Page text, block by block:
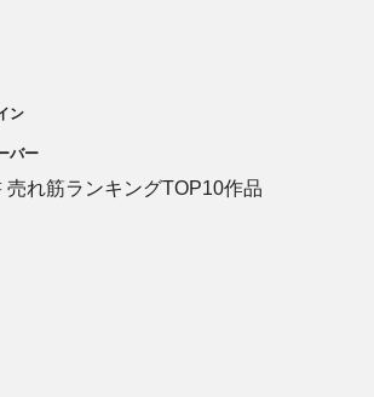
ン
バー
売れ筋ランキングTOP10作品